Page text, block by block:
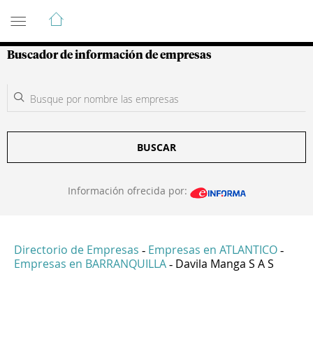
Guía de Empresas Colombianas
Buscador de información de empresas
BUSCAR
Información ofrecida por:
Directorio de Empresas - Empresas en ATLANTICO -
Empresas en BARRANQUILLA - Davila Manga S A S